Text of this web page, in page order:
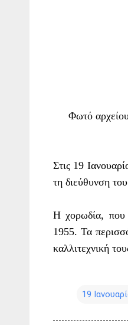
Φωτό
Στις 19
τη διεύθυνση
Η χορωδία, που
1955. Τα
καλλιτεχνική
19